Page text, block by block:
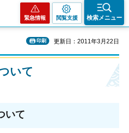
緊急情報 閲覧支援 検索メニュー
印刷 更新日：2011年3月22日
いて
いて